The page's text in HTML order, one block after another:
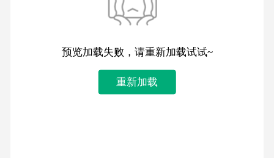
预览加载失败，请重新加载试试~
重新加载